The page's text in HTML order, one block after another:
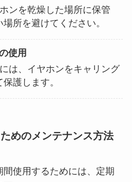
ンを乾燥した場所に保管
所を避けてください。
使用
は、イヤホンをキャリング
護します​。
めのメンテナンス方法
使用するためには、定期